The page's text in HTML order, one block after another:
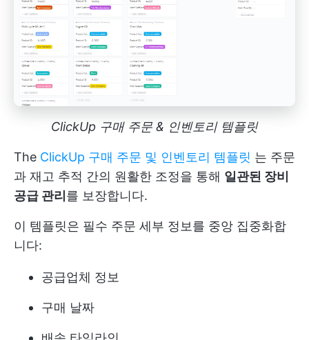
ClickUp 구매 주문 & 인벤토리 템플릿
The ClickUp 구매 주문 및 인벤토리 템플릿 는 주문
과 재고 추적 간의 원활한 조정을 통해 일관된 장비
공급 관리를 보장합니다.
이 템플릿은 필수 주문 세부 정보를 중앙 집중화합
니다:
공급업체 정보
구매 날짜